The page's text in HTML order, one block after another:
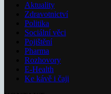
Aktuality
Zdravotnictví
Politika
Sociální věci
Pojištění
Pharma
Rozhovory
E-Health
Ke kávě i čaji